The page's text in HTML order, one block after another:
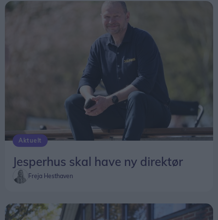
Aktuelt
Jesperhus skal have ny direktør
Freja Hesthaven